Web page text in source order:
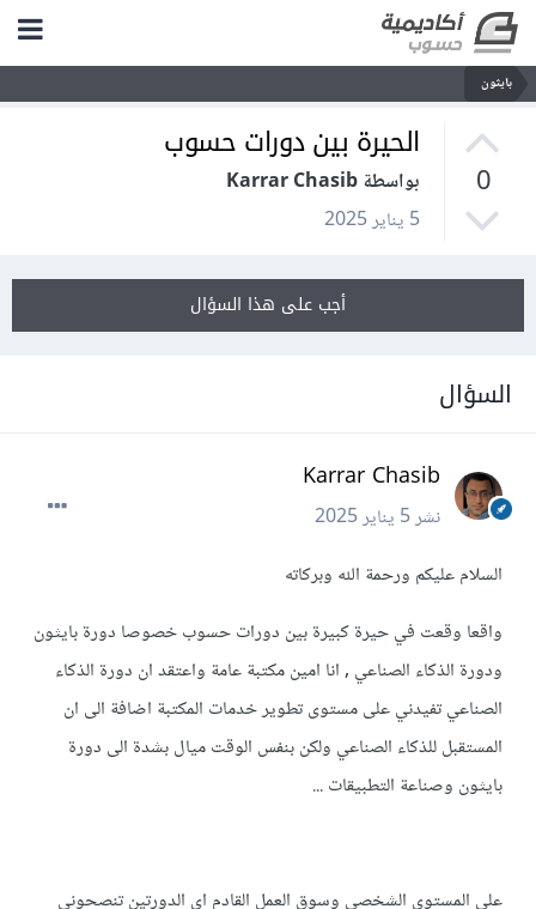
بايثون
0
الحيرة بين دورات حسوب
بواسطة Karrar Chasib
5 يناير 2025
أجب على هذا السؤال
السؤال
Karrar Chasib
نشر5 يناير 2025
السلام عليكم ورحمة الله وبركاته
واقعا وقعت في حيرة كبيرة بين دورات حسوب خصوصا دورة بايثون
ودورة الذكاء الصناعي , انا امين مكتبة عامة واعتقد ان دورة الذكاء
الصناعي تفيدني على مستوى تطوير خدمات المكتبة اضافة الى ان
المستقبل للذكاء الصناعي ولكن بنفس الوقت ميال بشدة الى دورة
بايثون وصناعة التطبيقات ...
على المستوى الشخصي وسوق العمل القادم اي الدورتين تنصحوني